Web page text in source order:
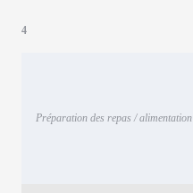
4
Préparation des repas / alimentation